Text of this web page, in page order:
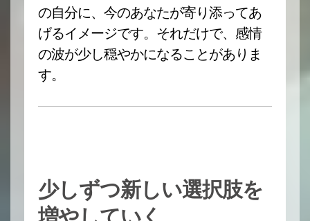
の自分に、今のあなたが寄り添ってあ
げるイメージです。それだけで、感情
の波が少し穏やかになることがありま
す。
少しずつ新しい選択肢を